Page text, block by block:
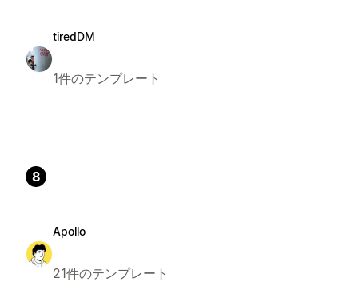
tiredDM
1件のテンプレート
8
Apollo
21件のテンプレート